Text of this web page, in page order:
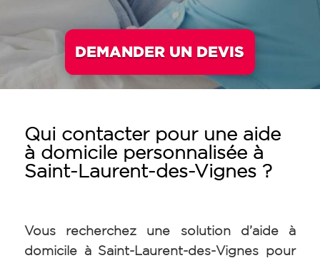
DEMANDER UN DEVIS
Qui contacter pour une aide
à domicile personnalisée à
Saint-Laurent-des-Vignes ?
Vous recherchez une solution d’aide à
domicile à Saint-Laurent-des-Vignes pour